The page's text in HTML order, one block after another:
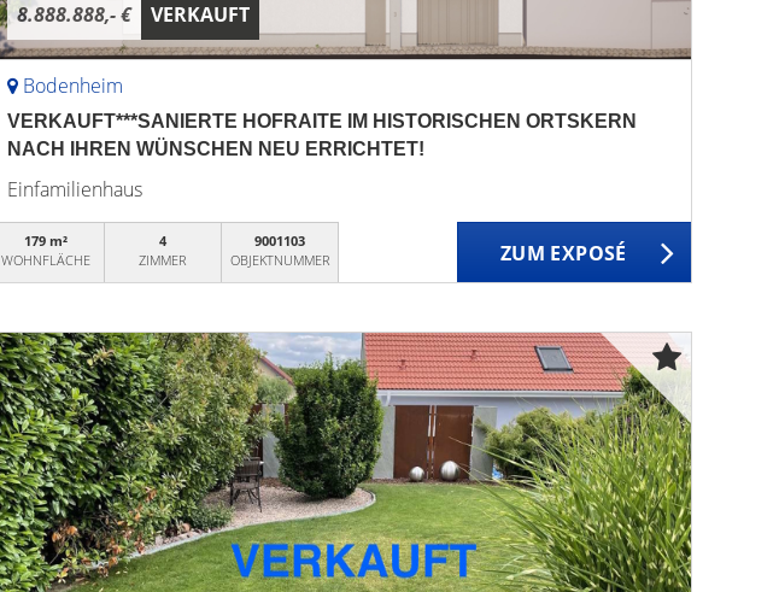
8.888.888,- € VERKAUFT
Bodenheim
VERKAUFT***SANIERTE HOFRAITE IM HISTORISCHEN ORTSKERN
NACH IHREN WÜNSCHEN NEU ERRICHTET!
Einfamilienhaus
179 m²
WOHNFLÄCHE
4
ZIMMER
9001103
OBJEKTNUMMER
ZUM EXPOSÉ